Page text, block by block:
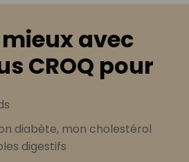
avec
CROQ pour
diabète, mon cholestérol
digestifs